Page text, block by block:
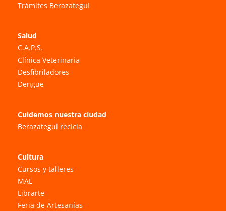
Trámites Berazategui
Salud
C.A.P.S.
Clínica Veterinaria
Desfibriladores
Dengue
Cuidemos nuestra ciudad
Berazategui recicla
Cultura
Cursos y talleres
MAE
Librarte
Feria de Artesanías